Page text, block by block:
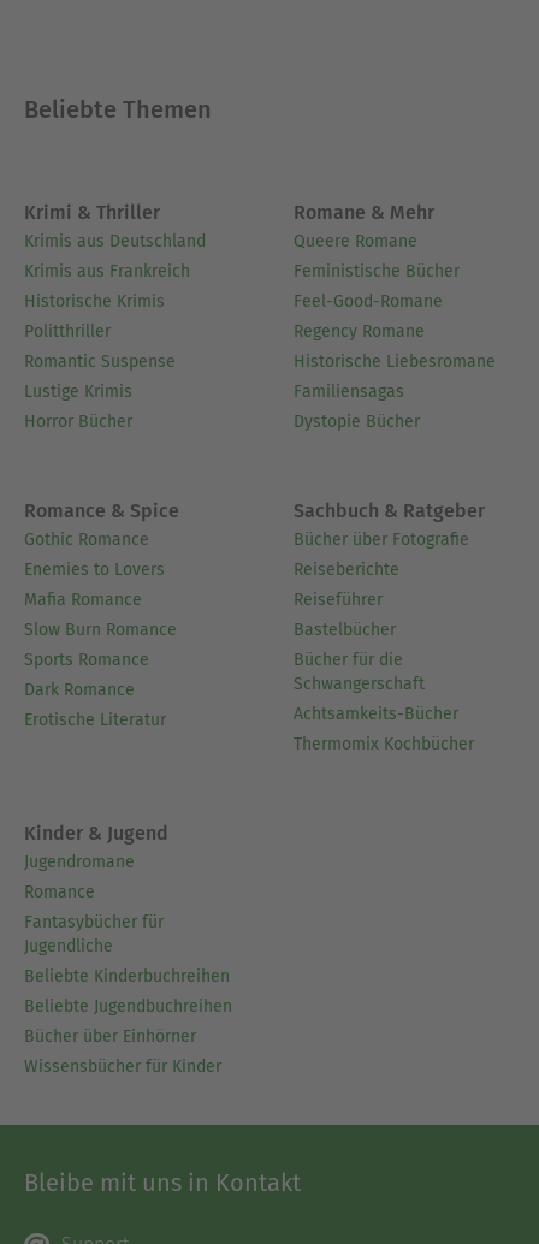
Beliebte Themen
Krimi & Thriller
Krimis aus Deutschland
Krimis aus Frankreich
Historische Krimis
Politthriller
Romantic Suspense
Lustige Krimis
Horror Bücher
Romane & Mehr
Queere Romane
Feministische Bücher
Feel-Good-Romane
Regency Romane
Historische Liebesromane
Familiensagas
Dystopie Bücher
Romance & Spice
Gothic Romance
Enemies to Lovers
Mafia Romance
Slow Burn Romance
Sports Romance
Dark Romance
Erotische Literatur
Sachbuch & Ratgeber
Bücher über Fotografie
Reiseberichte
Reiseführer
Bastelbücher
Bücher für die
Schwangerschaft
Achtsamkeits-Bücher
Thermomix Kochbücher
Kinder & Jugend
Jugendromane
Romance
Fantasybücher für
Jugendliche
Beliebte Kinderbuchreihen
Beliebte Jugendbuchreihen
Bücher über Einhörner
Wissensbücher für Kinder
Bleibe mit uns in Kontakt